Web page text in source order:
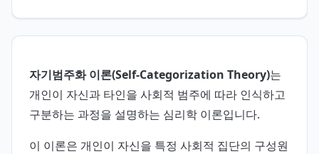
자기범주화 이론(Self-Categorization Theory)는
개인이 자신과 타인을 사회적 범주에 따라 인식하고
구분하는 과정을 설명하는 심리학 이론입니다.
이 이론은 개인이 자신을 특정 사회적 집단의 구성원